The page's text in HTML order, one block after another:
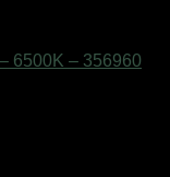
6500K – 356960